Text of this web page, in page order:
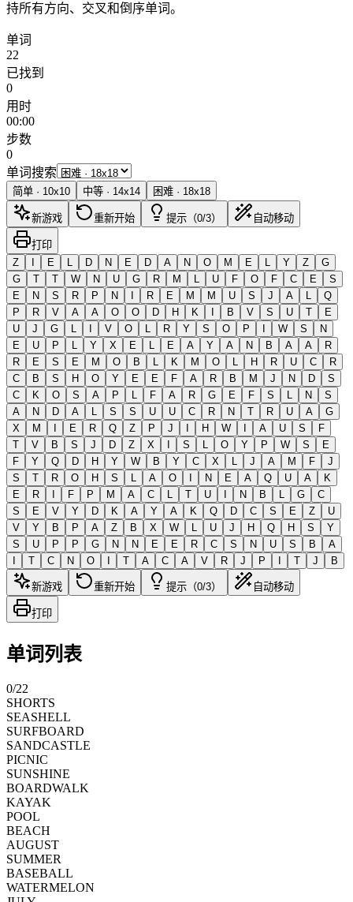
持所有方向、交叉和倒序单词。
单词
22
已找到
0
用时
00:00
步数
0
单词搜索
简单 · 10x10 中等 · 14x14 困难 · 18x18
新游戏 重新开始 提示（0/3） 自动移动
打印
Z
I E L D N E D A N O M E L Y Z
G
G
T T W N U G R M L U F O F C E
S
E
N S R P N I R E M M U S J A L
Q
P
R V A A O O D H K I B V S U T
E
U
J G L I V O L R Y S O P I W S
N
E
U P L Y X E L E A Y A N B A A
R
R
E S E M O B L K M O L H R U C
R
C
B S H O Y E E F A R B M J N D
S
C
K O S A P L F A R G E F S L N
S
A
N D A L S S U U C R N T R U A
G
X
M I E R Q Z P J I H W I A U S
F
T
V B S J D Z X I S L O Y P W S
E
F
Y Q D H Y W B Y C X L J A M F
J
S
T R O H S L A O I N E A Q U A
K
E
R I F P M A C L T U I N B L G
C
S
E V Y D K A Y A K Q D C S E Z
U
V
Y B P A Z B X W L U J H Q H S
Y
S
U P P G N N E E R C S N U S B
A
I
T C N O I T A C A V R J P I T J B
新游戏 重新开始 提示（0/3） 自动移动
打印
单词列表
0/22
SHORTS
SEASHELL
SURFBOARD
SANDCASTLE
PICNIC
SUNSHINE
BOARDWALK
KAYAK
POOL
BEACH
AUGUST
SUMMER
BASEBALL
WATERMELON